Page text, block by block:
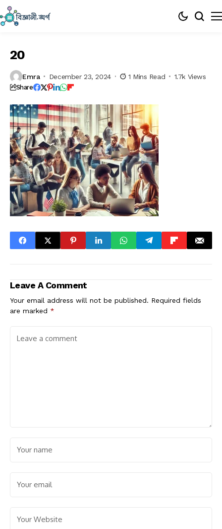
20
Emra December 23, 2024 1 Mins Read 1.7k Views
Share
Leave A Comment
Your email address will not be published. Required fields
are marked *